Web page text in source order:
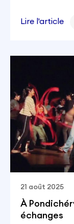
Lire l'article
21 août 2025
À
échanges